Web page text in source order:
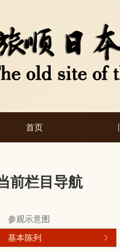
首页
前栏目导航
参观示意图
基本陈列